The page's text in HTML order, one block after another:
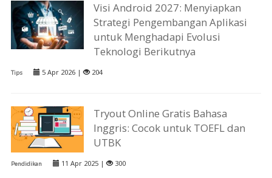
Visi Android 2027: Menyiapkan
Strategi Pengembangan Aplikasi
untuk Menghadapi Evolusi
Teknologi Berikutnya
Tips 5 Apr 2026 | 204
Tryout Online Gratis Bahasa
Inggris: Cocok untuk TOEFL dan
UTBK
Pendidikan 11 Apr 2025 | 300